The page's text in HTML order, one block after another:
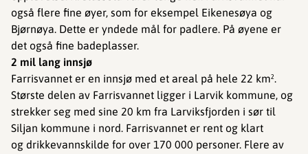
også flere fine øyer, som for eksempel Eikenesøya og
Bjørnøya. Dette er yndede mål for padlere. På øyene er
det også fine badeplasser.
2 mil lang innsjø
Farrisvannet er en innsjø med et areal på hele 22 km².
Største delen av Farrisvannet ligger i Larvik kommune, og
strekker seg med sine 20 km fra Larviksfjorden i sør til
Siljan kommune i nord. Farrisvannet er rent og klart
og drikkevannskilde for over 170 000 personer. Flere av